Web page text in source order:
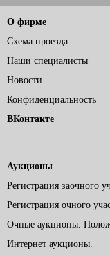
О фирме
Схема проезда
Наши специалисты
Новости
Конфиденциальность
ВКонтакте
Аукционы
Регистрация заочного
Регистрация очного
Очные аукционы.
Интернет аукционы.